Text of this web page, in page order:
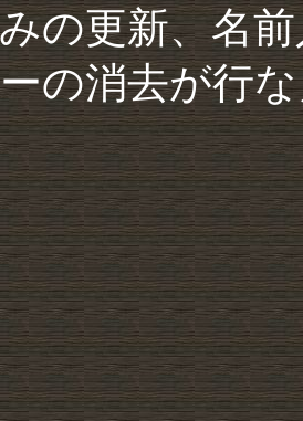
の更新、名
の消去が行